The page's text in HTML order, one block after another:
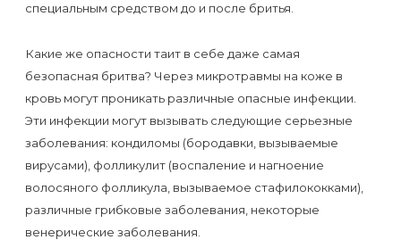
к
Что
нужно
знать
перед
специальным средством до и после бритья.
Какие же опасности таит в себе даже самая
безопасная бритва? Через микротравмы на коже в
кровь могут проникать различные опасные инфекции.
Эти инфекции могут вызывать следующие серьезные
заболевания: кондиломы (бородавки, вызываемые
вирусами), фолликулит (воспаление и нагноение
волосяного фолликула, вызываемое стафилококками),
различные грибковые заболевания, некоторые
венерические заболевания.